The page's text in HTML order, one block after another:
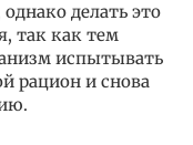
делать это
так как тем
испытывать
рацион и снова